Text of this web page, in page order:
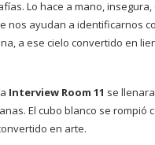
Lo hace a mano,
nos ayudan a identificarnos
a ese cielo convertido en
Interview Room 11 se
El cubo blanco se
en arte.